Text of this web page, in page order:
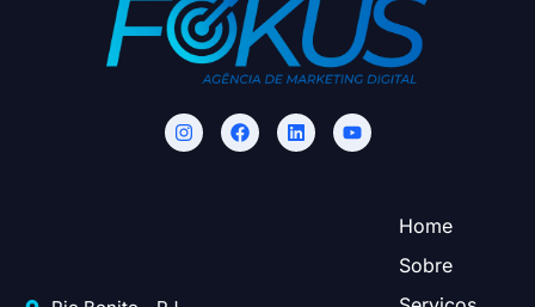
Home
Sobre